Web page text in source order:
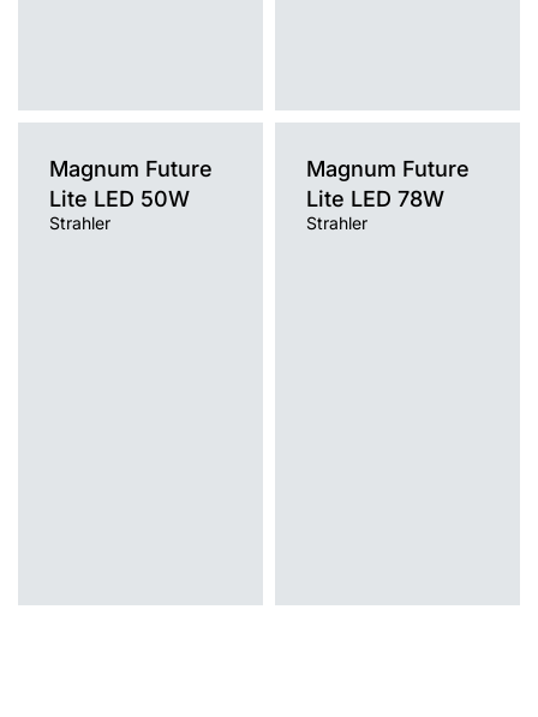
Magnum Future
Lite LED 50W
Strahler
Magnum Future
Lite LED 78W
Strahler